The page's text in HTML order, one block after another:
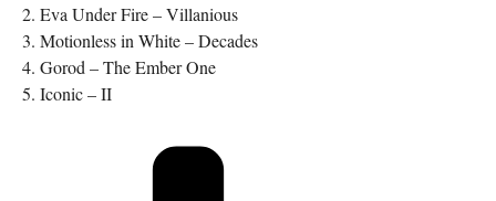
2. Eva Under Fire – Villanious
3. Motionless in White – Decades
4. Gorod – The Ember One
5. Iconic – II